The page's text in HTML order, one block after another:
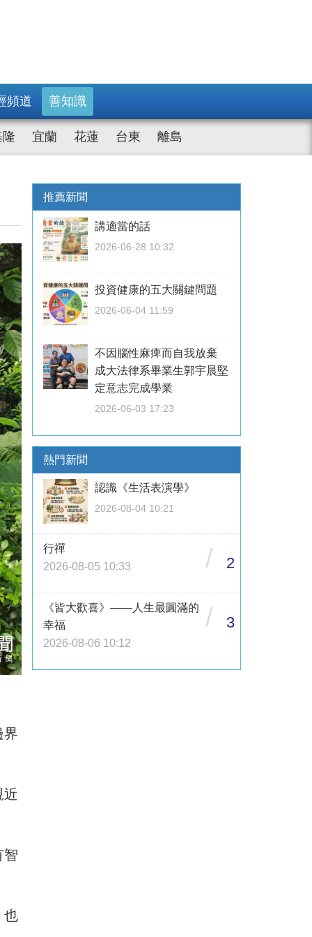
頻道 善知識
隆 宜蘭 花蓮 台東 離島
界
近
智
也
推薦新聞
講適當的話
2026-06-28 10:32
投資健康的五大關鍵問題
2026-06-04 11:59
不因腦性麻痺而自我放棄
成大法律系畢業生郭宇晨堅
定意志完成學業
2026-06-03 17:23
熱門新聞
認識《生活表演學》
2026-08-04 10:21
行禪
2026-08-05 10:33
/ 2
《皆大歡喜》——人生最圓滿的
幸福
2026-08-06 10:12
/ 3